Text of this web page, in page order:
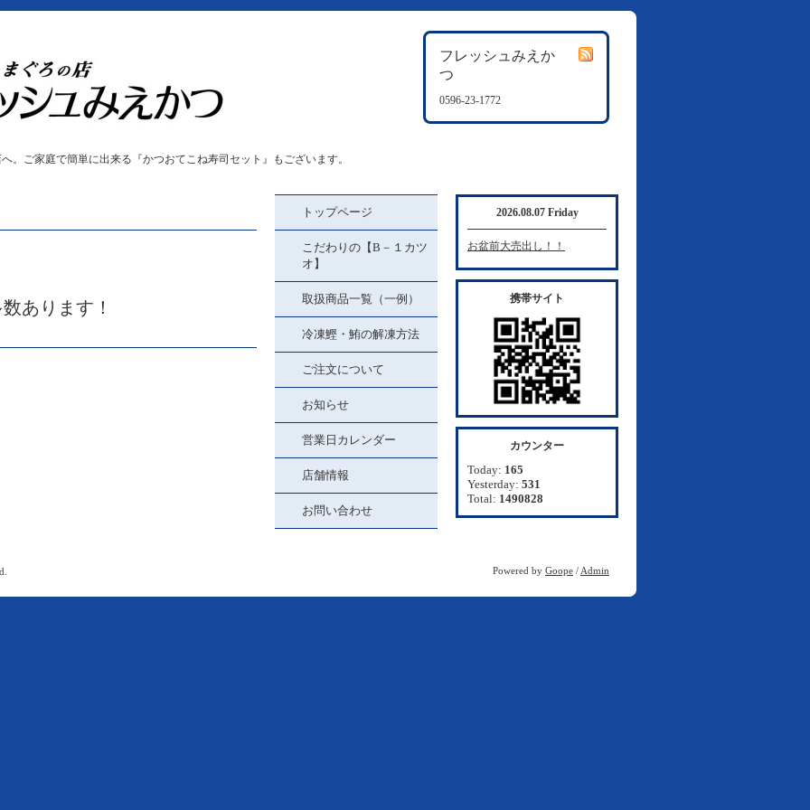
フレッシュみえか
つ
0596-23-1772
。ご家庭で簡単に出来る『かつおてこね寿司セット』もございます。
あります！
トップページ
こだわりの【B－１カツ
オ】
取扱商品一覧（一例）
冷凍鰹・鮪の解凍方法
ご注文について
お知らせ
営業日カレンダー
店舗情報
お問い合わせ
2026.08.07 Friday
お盆前大売出し！！
携帯サイト
カウンター
Today: 165
Yesterday: 531
Total: 1490828
Powered by Goope / Admin